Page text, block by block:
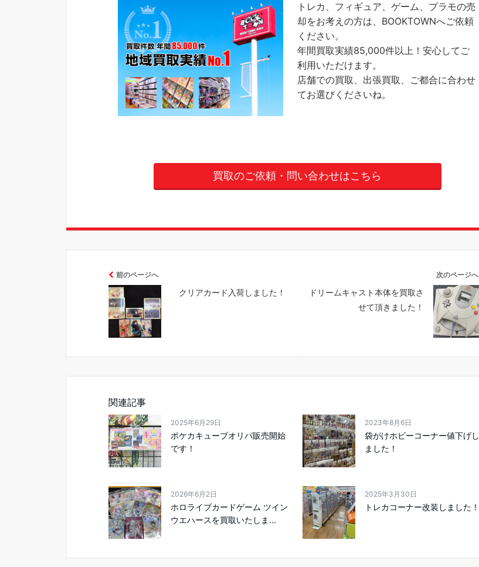
トレカ、フィギュア、ゲーム、プラモの売
却をお考えの方は、BOOKTOWNへご依頼
ください。
年間買取実績85,000件以上！安心してご
利用いただけます。
店舗での買取、出張買取、ご都合に合わせ
てお選びくださいね。
買取のご依頼・問い合わせはこちら
前のページへ
クリアカード入荷しました！
次のページへ
ドリームキャスト本体を買取さ
せて頂きました！
関連記事
2025年6月29日
ポケカキューブオリパ販売開始
です！
2023年8月6日
袋がけホビーコーナー値下げし
ました！
2026年6月2日
ホロライブカードゲーム ツイン
ウエハースを買取いたしま...
2025年3月30日
トレカコーナー改装しました！